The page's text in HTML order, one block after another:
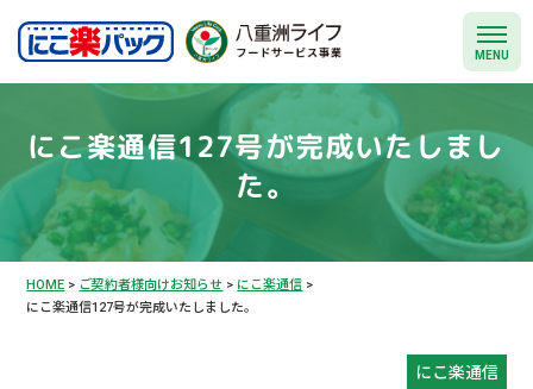
MENU
にこ楽通信127号が完成いたしまし
た。
HOME > ご契約者様向けお知らせ > にこ楽通信 >
にこ楽通信127号が完成いたしました。
にこ楽通信